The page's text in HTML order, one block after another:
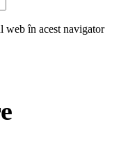
web în acest navigator